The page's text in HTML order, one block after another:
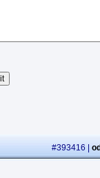
#393416 |